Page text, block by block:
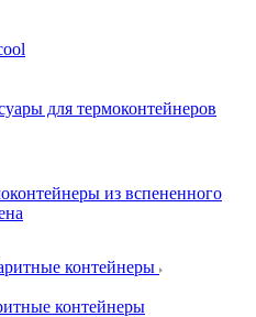
для термоконтейнеров
из вспененного
контейнеры
контейнеры